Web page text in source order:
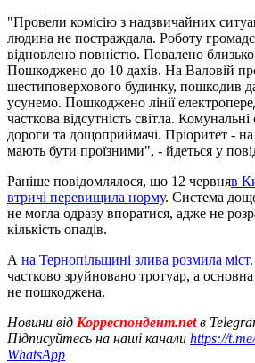
"Провели комісію з надзвичайних
людина не постраждала. Роботу
відновлено повністю. Повалено
Пошкоджено до 10 дахів. На Валовій
шестиповерхового будинку, пошкодив
усунемо. Пошкоджено лінії
часткова відсутність світла.
дороги та дощоприймачі. Пріоритет -
мають бути проїзними", - йдеться у
Раніше повідомлялося, що 12 червняв
втричі перевищила норму. Система
не могла одразу впоратися, адже не
кількість опадів.
А на Тернопільщині злива розмила міст
частково зруйновано тротуар, а
не пошкоджена.
Новини від Корреспондент.netв
Підписуйтесь на наші канали https://
WhatsApp